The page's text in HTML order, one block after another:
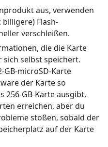
aus, verwenden
Flash-
verschleißen.
die die Karte
selbst speichert.
GB-microSD-Karte
der Karte so
256-GB-Karte ausgibt.
erreichen, aber du
stoßen, sobald der
auf der Karte